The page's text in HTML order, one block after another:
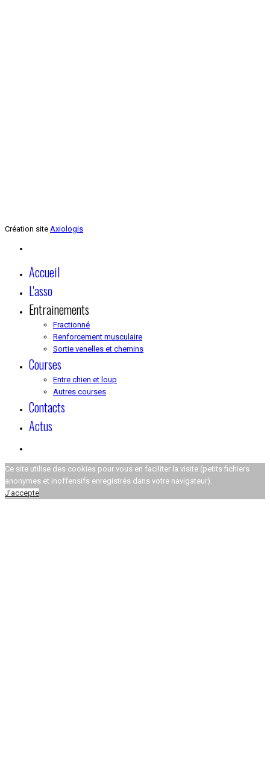
Création site Axiologis
Accueil
L'asso
Entrainements
Fractionné
Renforcement musculaire
Sortie venelles et chemins
Courses
Entre chien et loup
Autres courses
Contacts
Actus
Ce site utilise des cookies pour vous en faciliter la visite (petits fichiers
anonymes et inoffensifs enregistrés dans votre navigateur).
J'accepte